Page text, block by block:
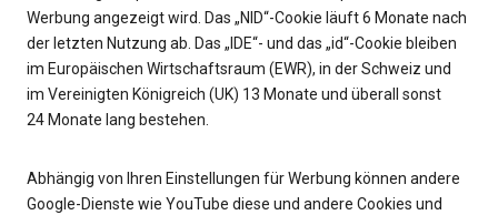
Werbung angezeigt wird. Das „NID“-Cookie läuft 6 Monate nach
der letzten Nutzung ab. Das „IDE“- und das „id“-Cookie bleiben
im Europäischen Wirtschaftsraum (EWR), in der Schweiz und
im Vereinigten Königreich (UK) 13 Monate und überall sonst
24 Monate lang bestehen.
Abhängig von Ihren Einstellungen für Werbung können andere
Google-Dienste wie YouTube diese und andere Cookies und